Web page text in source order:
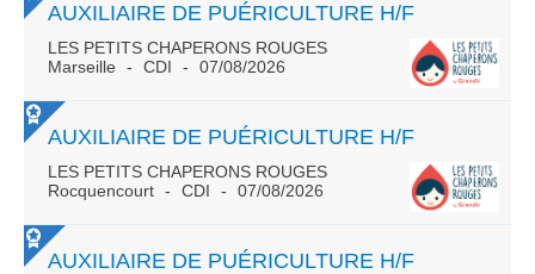
AUXILIAIRE DE PUÉRICULTURE H/F
LES PETITS CHAPERONS ROUGES
Marseille
CDI 07/08/2026
AUXILIAIRE DE PUÉRICULTURE H/F
LES PETITS CHAPERONS ROUGES
Rocquencourt
CDI 07/08/2026
AUXILIAIRE DE PUÉRICULTURE H/F